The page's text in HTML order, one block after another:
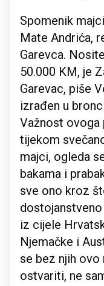
Spomenik
Mate Andrića,
Garevca.
50.000 KM, je
Garevac, piše
izrađen u
Važnost ovoga
tijekom
majci, ogleda
bakama i
sve ono kroz
iz cijele
Njemačke i
se bez njih ovo
ostvariti, ne